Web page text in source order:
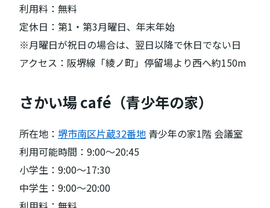
利用料：無料
定休日：第1・第3月曜日、年末年始
※月曜日が祝日の場合は、翌日以降で休日でない日
アクセス：阪堺線「綾ノ町」停留場より西へ約150m
さかい場 café（青少年の家）
所在地： 堺市南区片蔵32番地 青少年の家1階 会議室
利用可能時間：9:00〜20:45
小学生：9:00〜17:30
中学生：9:00〜20:00